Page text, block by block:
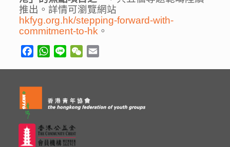
推出。詳情可瀏覽網站
hkfyg.org.hk/stepping-forward-with-
commitment-to-hk 。
FacebookWhatsApp
Line WeChat